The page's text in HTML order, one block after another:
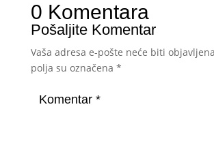
0 Komentara
Pošaljite Komentar
Vaša adresa e-pošte neće biti
polja su označena *